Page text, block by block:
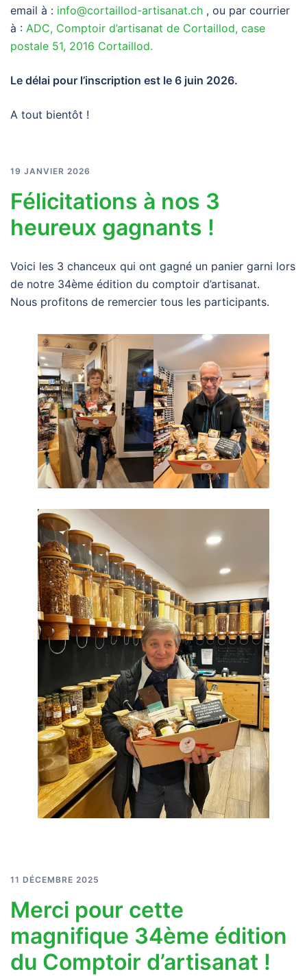
email à : info@cortaillod-artisanat.ch , ou par courrier
à : ADC, Comptoir d’artisanat de Cortaillod, case
postale 51, 2016 Cortaillod.
Le délai pour l’inscription est le 6 juin 2026.
A tout bientôt !
19 JANVIER 2026
Félicitations à nos 3
heureux gagnants !
Voici les 3 chanceux qui ont gagné un panier garni lors
de notre 34ème édition du comptoir d’artisanat.
Nous profitons de remercier tous les participants.
11 DÉCEMBRE 2025
Merci pour cette
magnifique 34ème édition
du Comptoir d’artisanat !